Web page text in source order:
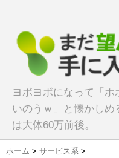
ヨボヨボになって「
いのうｗ」と懐かし
は大体60万前後。
ホーム > サービス系 >